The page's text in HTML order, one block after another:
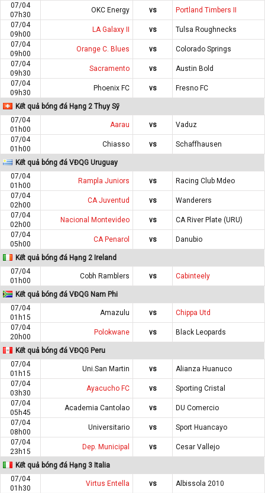
07/04
07h30
OKC Energy vs
Portland Timbers II
07/04
09h00
LA Galaxy II vs
Tulsa Roughnecks
07/04
09h00
Orange C. Blues vs
Colorado Springs
07/04
09h30
Sacramento vs
Austin Bold
07/04
09h30
Phoenix FC vs Fresno FC
Kết quả bóng đá Hạng 2 Thụy Sỹ
07/04
01h00
Aarau vs
Vaduz
07/04
01h00
Chiasso vs Schaffhausen
Kết quả bóng đá VĐQG Uruguay
07/04
01h00
Rampla Juniors vs
Racing Club Mdeo
07/04
02h00
CA Juventud vs
Wanderers
07/04
02h00
Nacional Montevideo vs
CA River Plate (URU)
07/04
05h00
CA Penarol vs Danubio
Kết quả bóng đá Hạng 2 Ireland
07/04
01h00
Cobh Ramblers vs Cabinteely
Kết quả bóng đá VĐQG Nam Phi
07/04
01h15
Amazulu vs
Chippa Utd
07/04
20h00
Polokwane vs Black Leopards
Kết quả bóng đá VĐQG Peru
07/04
01h15
Uni.San Martin vs
Alianza Huanuco
07/04
03h30
Ayacucho FC vs
Sporting Cristal
07/04
05h45
Academia Cantolao vs
DU Comercio
07/04
08h00
Universitario vs
Sport Huancayo
07/04
23h15
Dep. Municipal vs Cesar Vallejo
Kết quả bóng đá Hạng 3 Italia
07/04
01h30
Virtus Entella vs
Albissola 2010